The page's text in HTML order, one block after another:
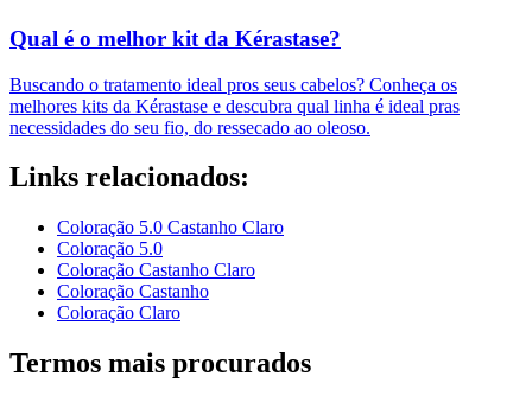
Qual é o melhor kit da Kérastase?
Buscando o tratamento ideal pros seus cabelos? Conheça os
melhores kits da Kérastase e descubra qual linha é ideal pras
necessidades do seu fio, do ressecado ao oleoso.
Links relacionados:
Coloração 5.0 Castanho Claro
Coloração 5.0
Coloração Castanho Claro
Coloração Castanho
Coloração Claro
Termos mais procurados